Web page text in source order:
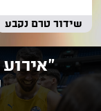
שידור טרם נקבע